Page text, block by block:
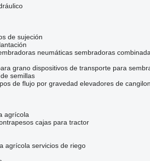
de sujeción
neumáticas sembradoras
grano dispositivos de transporte para
semillas
de flujo por gravedad elevadores de
agrícola
cajas para tractor
agrícola servicios de riego